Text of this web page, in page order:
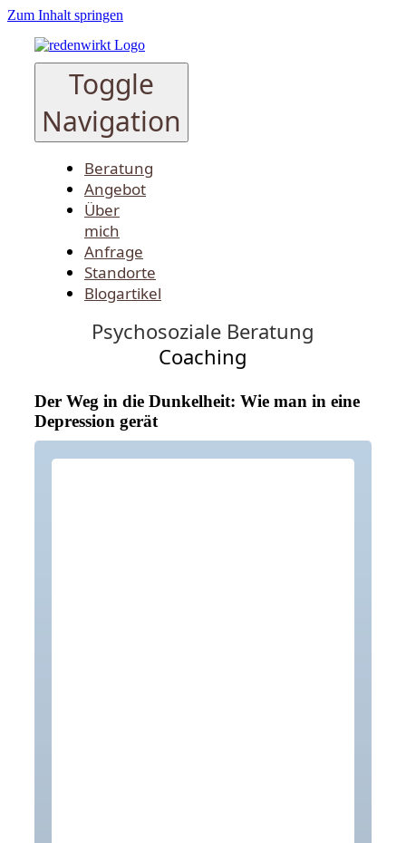
Zum Inhalt springen
Toggle
Navigation
Beratung
Angebot
Über
mich
Anfrage
Standorte
Blogartikel
Psychosoziale Beratung
Coaching
Der Weg in die Dunkelheit: Wie man in eine
Depression gerät